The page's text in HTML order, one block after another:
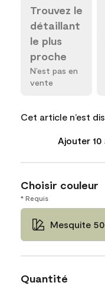
Trouvez le
détaillant
le plus
proche
N’est pas en
vente
Cet article n’est
Ajouter
Choisir couleur
* Requis
Mesquite
Quantité